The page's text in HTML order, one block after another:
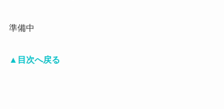
準備中
▲目次へ戻る